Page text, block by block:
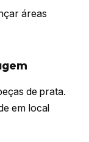
áreas
de prata.
em local